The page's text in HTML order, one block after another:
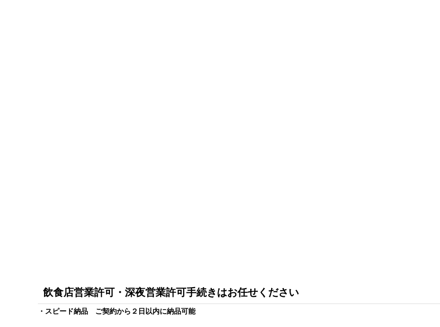
飲食店営業許可・深夜営業許可手続きはお任せください
・スピード納品 ご契約から２日以内に納品可能